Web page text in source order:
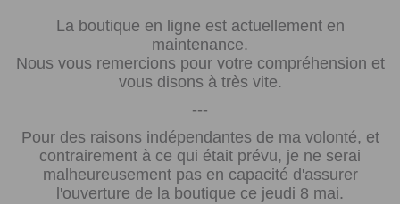
La boutique en ligne est actuellement en
maintenance.
Nous vous remercions pour votre compréhension et
vous disons à très vite.
---
Pour des raisons indépendantes de ma volonté, et
contrairement à ce qui était prévu, je ne serai
malheureusement pas en capacité d'assurer
l'ouverture de la boutique ce jeudi 8 mai.